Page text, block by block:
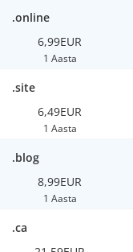
.online
6,99EUR
1 Aasta
.site
6,49EUR
1 Aasta
.blog
8,99EUR
1 Aasta
.ca